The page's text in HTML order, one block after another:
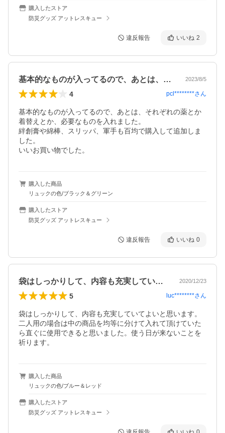
購入したストア
防災グッズ アットレスキュー
違反報告 いいね 2
基本的なものが入ってるので、あとは、そ… 2023/8/5
4 pcl********さん
基本的なものが入ってるので、あとは、それぞれの薬とか
着替えとか、必要なものを入れました。
絆創膏や綿棒、スリッパ、軍手も百均で購入して追加しま
した。
いいお買い物でした。
購入した商品
リュックの色/ブラック＆グリーン
購入したストア
防災グッズ アットレスキュー
違反報告 いいね 0
袋はしっかりして、内容も充実していてよ… 2020/12/23
5 luc********さん
袋はしっかりして、内容も充実していてよいと思います。
二人用の場合は中の商品を均等に分けて入れて頂けていた
ら直ぐに使用できると思いました。使う日が来ないことを
祈ります。
購入した商品
リュックの色/ブルー＆レッド
購入したストア
防災グッズ アットレスキュー